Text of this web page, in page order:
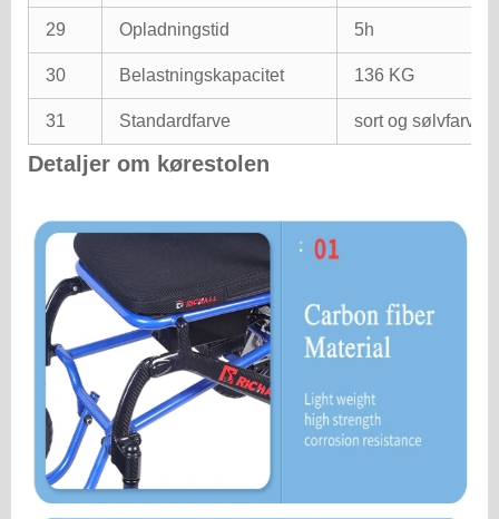
29 Opladningstid 5h
30 Belastningskapacitet 136 KG
31 Standardfarve sort og sølvfarvet
Detaljer om kørestolen